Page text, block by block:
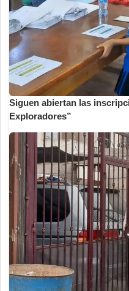
Siguen abiertan las
Exploradores”